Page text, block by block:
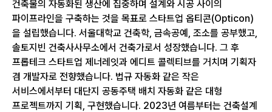
건축물의 자동화된 생산에 집중하며 설계와 시공 사이의
파이프라인을 구축하는 것을 목표로 스타트업 옵티콘(Opticon)
을 설립했습니다. 서울대학교 건축학, 금속공예, 조소를 공부했고,
솔토지빈 건축사사무소에서 건축가로서 성장했습니다. 그 후
프롭테크 스타트업 제너레잇과 에디트 콜렉티브를 거치며 기획자
겸 개발자로 전향했습니다. 법규 자동화 같은 작은
서비스에서부터 대단지 공동주택 배치 자동화 같은 대형
프로젝트까지 기획, 구현했습니다. 2023년 여름부터는 건축설계